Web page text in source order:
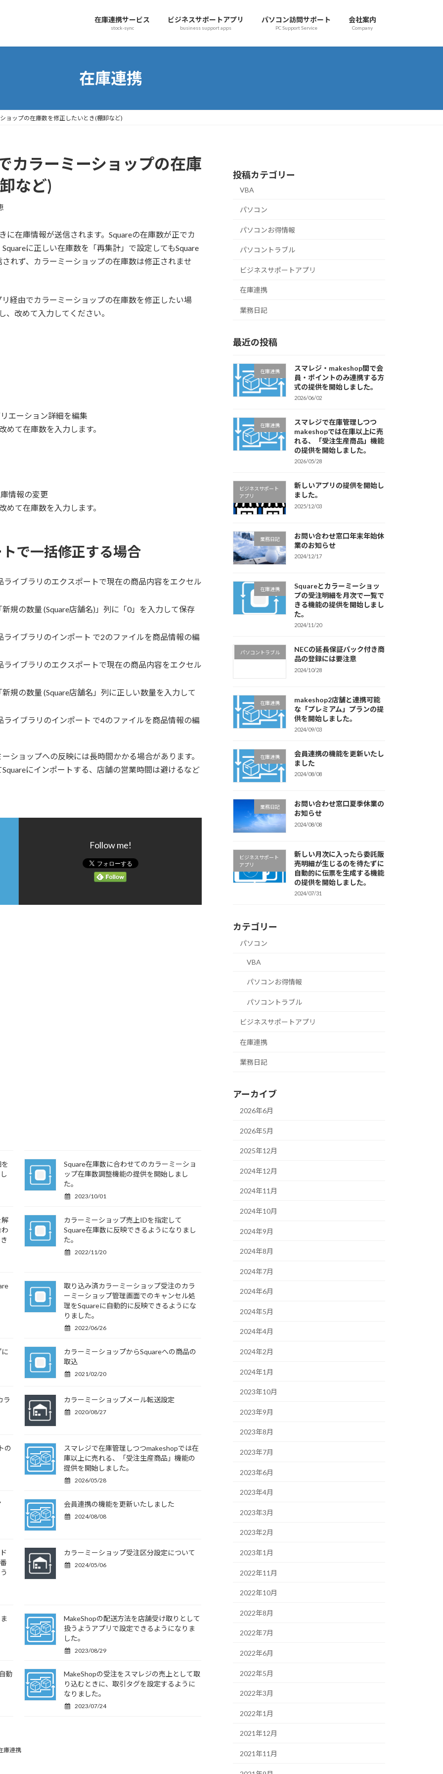
在庫連携サービス
stock-sync
ビジネスサポートアプリ
business support apps
パソコン訪問サポート
PC Support Service
会社案内
Company
在庫連携
ョップの在庫数を修正したいとき(棚卸など)
カラーミーショップの在庫
など)
に在庫情報が送信されます。Squareの在庫数が正でカ
に正しい在庫数を「再集計」で設定してもSquare
れず、カラーミーショップの在庫数は修正されませ
経由でカラーミーショップの在庫数を修正したい場
、改めて入力してください。
エーション詳細を編集
て在庫数を入力します。
情報の変更
て在庫数を入力します。
で一括修正する場合
ライブラリのエクスポートで現在の商品内容をエクセル
規の数量 (Square店舗名)」列に「0」を入力して保存
ライブラリのインポート で2のファイルを商品情報の編
ライブラリのエクスポートで現在の商品内容をエクセル
規の数量 (Square店舗名」列に正しい数量を入力して
ライブラリのインポート で4のファイルを商品情報の編
ショップへの反映には長時間かかる場合があります。
にインポートする、店舗の営業時間は避けるなど
Follow me!
Square在庫数に合わせてのカラーミーショ
ップ在庫数調整機能の提供を開始しまし
た。
2023/10/01
解
カラーミーショップ売上IDを指定して
Square在庫数に反映できるようになりまし
た。
2022/11/20
取り込み済カラーミーショップ受注のカラ
ーミーショップ管理画面でのキャンセル処
理をSquareに自動的に反映できるようにな
りました。
2022/06/26
カラーミーショップからSquareへの商品の
取込
2021/02/20
ラ
カラーミーショップメール転送設定
2020/08/27
の
スマレジで在庫管理しつつmakeshopでは在
庫以上に売れる、「受注生産商品」機能の
提供を開始しました。
2026/05/28
会員連携の機能を更新いたしました
2024/08/08
カラーミーショップ受注区分設定について
2024/05/06
MakeShopの配送方法を店舗受け取りとして
扱うようアプリで設定できるようになりま
した。
2023/08/29
動
MakeShopの受注をスマレジの売上として取
り込むときに、取引タグを設定するように
なりました。
2023/07/24
庫連携
投稿カテゴリー
VBA
パソコン
パソコンお得情報
パソコントラブル
ビジネスサポートアプリ
在庫連携
業務日記
最近の投稿
在庫連携
スマレジ・makeshop間で会
員・ポイントのみ連携する方
式の提供を開始しました。
2026/06/02
在庫連携
スマレジで在庫管理しつつ
makeshopでは在庫以上に売
れる、「受注生産商品」機能
の提供を開始しました。
2026/05/28
ビジネスサポート
アプリ
新しいアプリの提供を開始し
ました。
2025/12/03
業務日記
お問い合わせ窓口年末年始休
業のお知らせ
2024/12/17
在庫連携
Squareとカラーミーショッ
プの受注明細を月次で一覧で
きる機能の提供を開始しまし
た。
2024/11/20
パソコントラブル
NECの延長保証パック付き商
品の登録には要注意
2024/10/28
在庫連携
makeshop2店舗と連携可能
な「プレミアム」プランの提
供を開始しました。
2024/09/03
在庫連携
会員連携の機能を更新いたし
ました
2024/08/08
業務日記
お問い合わせ窓口夏季休業の
お知らせ
2024/08/08
ビジネスサポート
アプリ
新しい月次に入ったら委託販
売明細が生じるのを待たずに
自動的に伝票を生成する機能
の提供を開始しました。
2024/07/31
カテゴリー
パソコン
VBA
パソコンお得情報
パソコントラブル
ビジネスサポートアプリ
在庫連携
業務日記
アーカイブ
2026年6月
2026年5月
2025年12月
2024年12月
2024年11月
2024年10月
2024年9月
2024年8月
2024年7月
2024年6月
2024年5月
2024年4月
2024年2月
2024年1月
2023年10月
2023年9月
2023年8月
2023年7月
2023年6月
2023年4月
2023年3月
2023年2月
2023年1月
2022年11月
2022年10月
2022年8月
2022年7月
2022年6月
2022年5月
2022年3月
2022年1月
2021年12月
2021年11月